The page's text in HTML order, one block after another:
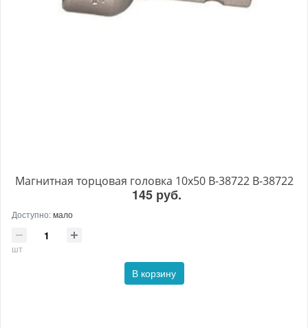
Магнитная торцовая головка 10x50 B-38722 B-38722
145 руб.
Доступно:мало
шт
В корзину